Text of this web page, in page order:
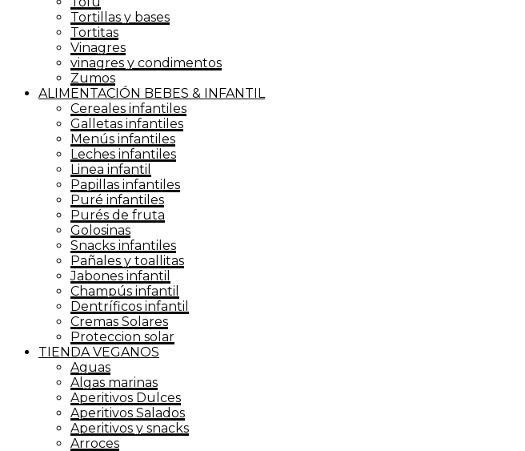
Tortillas y bases
Tortitas
Vinagres
vinagres y condimentos
Zumos
ALIMENTACIÓN BEBES & INFANTIL
Cereales infantiles
Galletas infantiles
Menús infantiles
Leches infantiles
Linea infantil
Papillas infantiles
Puré infantiles
Purés de fruta
Golosinas
Snacks infantiles
Pañales y toallitas
Jabones infantil
Champús infantil
Dentríficos infantil
Cremas Solares
Proteccion solar
TIENDA VEGANOS
Aguas
Algas marinas
Aperitivos Dulces
Aperitivos Salados
Aperitivos y snacks
Arroces